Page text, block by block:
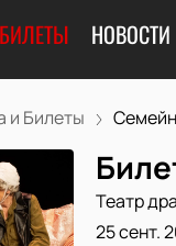
НОВОСТИ
и Билеты
Театр
25 сент.